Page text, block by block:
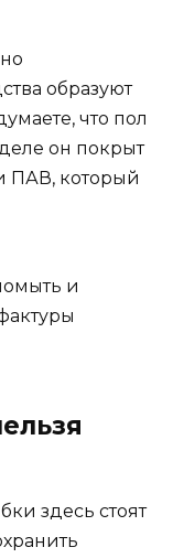
образуют
что пол
он покрыт
ПАВ, который
и
здесь стоят